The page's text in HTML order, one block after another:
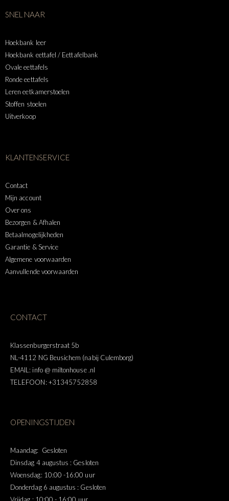
SNEL NAAR
Hoekbank leer
Hoekbank eettafel / Eettafelbank
Ovale eettafels
Ronde eettafels
Leren eetkamerstoelen
Stoffen stoelen
Uitverkoop
KLANTENSERVICE
Contact
Mijn account
Over ons
Bezorgen & Afhalen
Betaalmogelijkheden
Garantie & Service
Algemene voorwaarden
Aanvullende voorwaarden
CONTACT
Klassenburgerstraat 5b
NL-4112 NG Beusichem (nabij Culemborg)
EMAIL: info @ miltonhouse .nl
TELEFOON: +31345752858
OPENINGSTIJDEN
Maandag: Gesloten
Dinsdag 4 augustus : Gesloten
Woensdag: 10:00 -16:00 uur
Donderdag 6 augustus : Gesloten